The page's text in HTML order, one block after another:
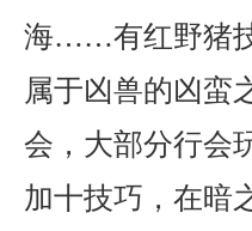
海……有红野猪
属于凶兽的凶蛮
会，大部分行会
加十技巧，在暗